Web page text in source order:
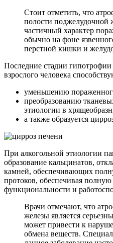
Стоит отметить, что
полости поджелудочной
частичный характер
обычно на фоне
перстной кишки и
Последние стадии
взрослого человека
уменьшению
преобразованию
этиологии в
а также образуется
При алкогольной этиологии
образование кальцинатов,
камней, обеспечивающих
протоков, обеспечивая
функциональности и
Врачи отмечают, что
железы является
может привести к
обмена веществ.